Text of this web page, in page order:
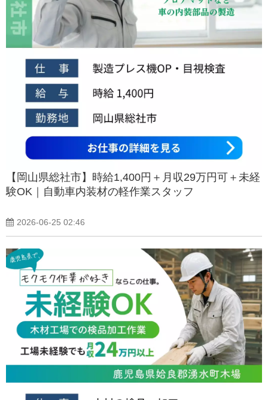
【岡山県総社市】時給1,400円＋月収29万円可＋未経
験OK｜自動車内装材の軽作業スタッフ
2026-06-25 02:46